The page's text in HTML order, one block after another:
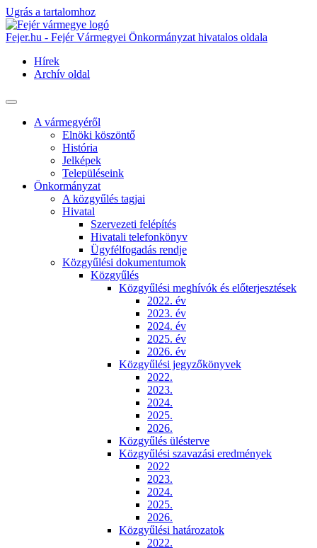
Ugrás a tartalomhoz
Fejer.hu - Fejér Vármegyei Önkormányzat hivatalos oldala
Hírek
Archív oldal
A vármegyéről
Elnöki köszöntő
História
Jelképek
Településeink
Önkormányzat
A közgyűlés tagjai
Hivatal
Szervezeti felépítés
Hivatali telefonkönyv
Ügyfélfogadás rendje
Közgyűlési dokumentumok
Közgyűlés
Közgyűlési meghívók és előterjesztések
2022. év
2023. év
2024. év
2025. év
2026. év
Közgyűlési jegyzőkönyvek
2022.
2023.
2024.
2025.
2026.
Közgyűlés ülésterve
Közgyűlési szavazási eredmények
2022
2023.
2024.
2025.
2026.
Közgyűlési határozatok
2022.